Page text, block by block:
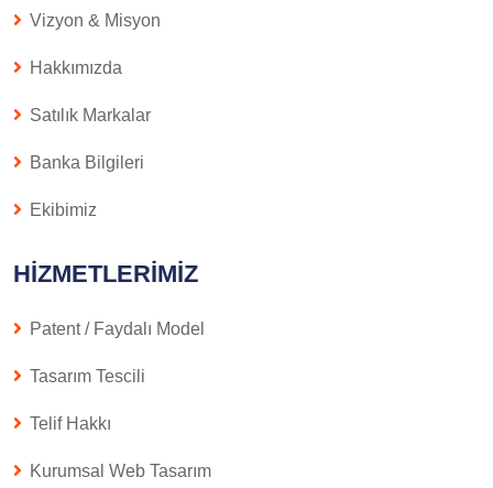
Vizyon & Misyon
Hakkımızda
Satılık Markalar
Banka Bilgileri
Ekibimiz
HIZMETLERIMIZ
Patent / Faydalı Model
Tasarım Tescili
Telif Hakkı
Kurumsal Web Tasarım